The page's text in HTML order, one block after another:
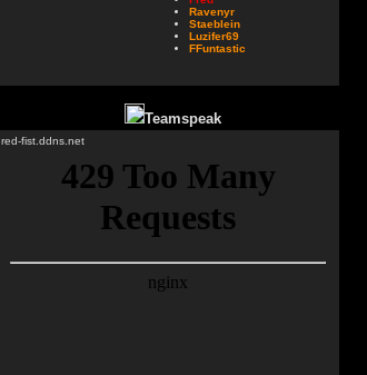
Ravenyr
Staeblein
Luzifer69
FFuntastic
Teamspeak
red-fist.ddns.net